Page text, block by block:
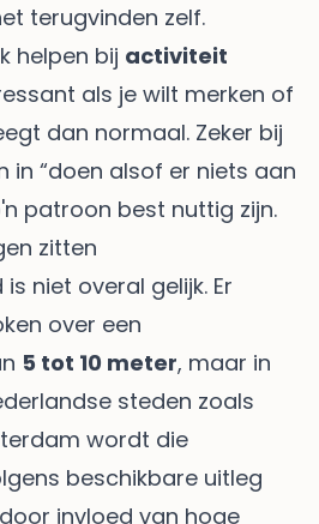
terugvinden zelf.
helpen bij activiteit
als je wilt merken of
dan normaal. Zeker bij
in “doen alsof er niets aan
patroon best nuttig zijn.
zitten
niet overal gelijk. Er
over een
5 tot 10 meter, maar in
steden zoals
wordt die
beschikbare uitleg
invloed van hoge